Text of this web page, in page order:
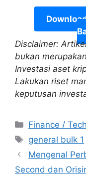
Disclaimer:
bukan
Investasi aset
Lakukan riset
keputusan
Categories
Finance /
Tags
general bulk 1
Mengenal
Second dan